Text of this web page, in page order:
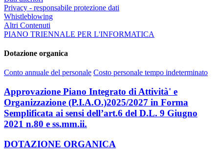
Privacy - responsabile protezione dati
Whistleblowing
Altri Contenuti
PIANO TRIENNALE PER L'INFORMATICA
Dotazione organica
Conto annuale del personale Costo personale tempo indeterminato
Approvazione Piano Integrato di Attività' e
Organizzazione (P.I.A.O.)2025/2027 in Forma
Semplificata ai sensi dell’art.6 del D.L. 9 Giugno
2021 n.80 e ss.mm.ii.
DOTAZIONE ORGANICA